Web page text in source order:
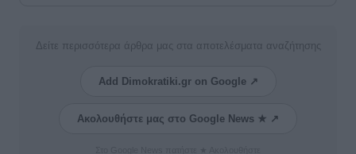
Δείτε περισσότερα άρθρα μας στα αποτελέσματα αναζήτησης
Add Dimokratiki.gr on Google ↗
Ακολουθήστε μας στο Google News ★ ↗